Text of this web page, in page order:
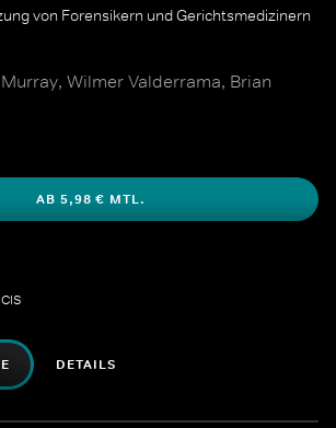
von Forensikern und Gerichtsmedizinern
Wilmer Valderrama, Brian
AB 5,98 € MTL.
DETAILS